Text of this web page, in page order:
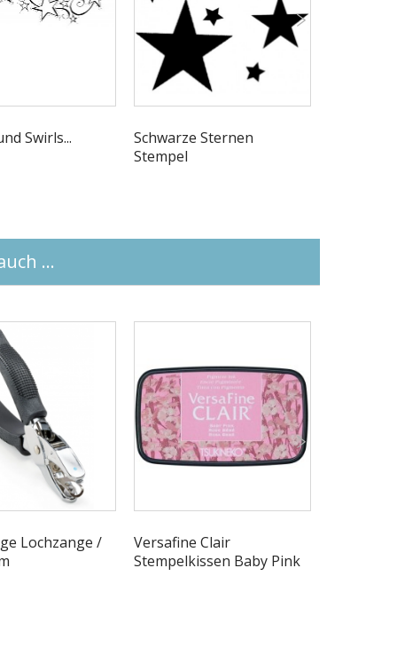
Swirls...
Schwarze Sternen
Stempel
...
Lochzange /
Versafine Clair
Stempelkissen Baby Pink